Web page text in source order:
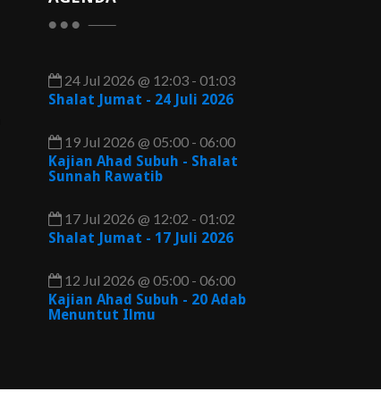
24 Jul 2026 @ 12:03 - 01:03
Shalat Jumat - 24 Juli 2026
19 Jul 2026 @ 05:00 - 06:00
Kajian Ahad Subuh - Shalat
Sunnah Rawatib
17 Jul 2026 @ 12:02 - 01:02
Shalat Jumat - 17 Juli 2026
12 Jul 2026 @ 05:00 - 06:00
Kajian Ahad Subuh - 20 Adab
Menuntut Ilmu